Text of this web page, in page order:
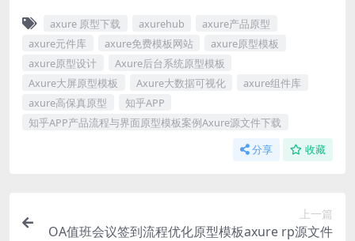
axure 原型下载 axurehub
axure产品原型
axure元件库
axure免费模板网站
axure原型模板
axure原型设计
Axure后台系统原型模板
Axure大屏原型模板
Axure大数据可视化
axure组件库
axure高保真原型
知乎APP
知乎APP产品流程与界面原型模板案例Axure源文件下载
分享 收藏
上一篇
OA值班会议签到流程优化原型模板axure rp源文件